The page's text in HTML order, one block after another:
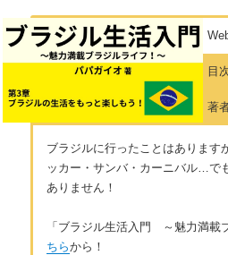
目
著
ブラジルに行ったことはあります
ッカー・サンバ・カーニバル…で
ありません！
「ブラジル生活入門 ～魅力満載
ちらから！